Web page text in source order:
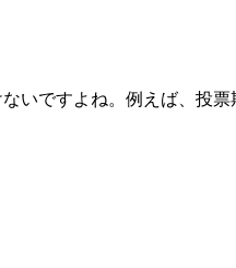
いですよね。例えば、投票